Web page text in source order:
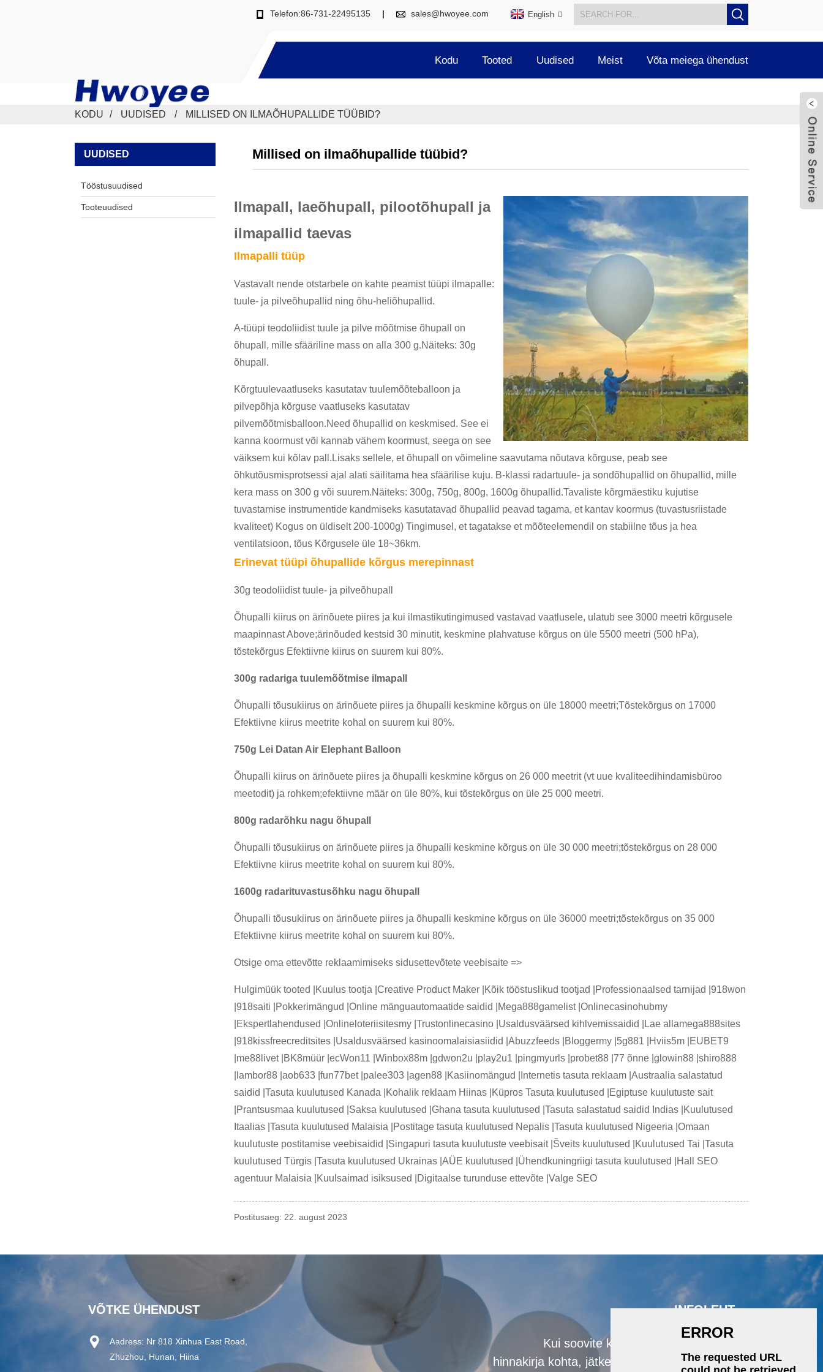
Telefon:86-731-22495135 sales@hwoyee.com English
Kodu Tooted Uudised Meist Võta meiega ühendust
KODU UUDISED MILLISED ON ILMAÕHUPALLIDE TÜÜBID?
UUDISED
Tööstusuudised
Tooteuudised
Millised on ilmaõhupallide tüübid?
Ilmapall, laeõhupall, pilootõhupall ja
ilmapallid taevas
Ilmapalli tüüp
Vastavalt nende otstarbele on kahte peamist tüüpi ilmapalle:
tuule- ja pilveõhupallid ning õhu-heliõhupallid.
A-tüüpi teodoliidist tuule ja pilve mõõtmise õhupall on
õhupall, mille sfääriline mass on alla 300 g.Näiteks: 30g
õhupall.
Kõrgtuulevaatluseks kasutatav tuulemõõteballoon ja
pilvepõhja kõrguse vaatluseks kasutatav
pilvemõõtmisballoon.Need õhupallid on keskmised. See ei
kanna koormust või kannab vähem koormust, seega on see
väiksem kui kõlav pall.Lisaks sellele, et õhupall on võimeline saavutama nõutava kõrguse, peab see
õhkutõusmisprotsessi ajal alati säilitama hea sfäärilise kuju. B-klassi radartuule- ja sondõhupallid on õhupallid, mille
kera mass on 300 g või suurem.Näiteks: 300g, 750g, 800g, 1600g õhupallid.Tavaliste kõrgmäestiku kujutise
tuvastamise instrumentide kandmiseks kasutatavad õhupallid peavad tagama, et kantav koormus (tuvastusriistade
kvaliteet) Kogus on üldiselt 200-1000g) Tingimusel, et tagatakse et mõõteelemendil on stabiilne tõus ja hea
ventilatsioon, tõus Kõrgusele üle 18~36km.
Erinevat tüüpi õhupallide kõrgus merepinnast
30g teodoliidist tuule- ja pilveõhupall
Õhupalli kiirus on ärinõuete piires ja kui ilmastikutingimused vastavad vaatlusele, ulatub see 3000 meetri kõrgusele
maapinnast Above;ärinõuded kestsid 30 minutit, keskmine plahvatuse kõrgus on üle 5500 meetri (500 hPa),
tõstekõrgus Efektiivne kiirus on suurem kui 80%.
300g radariga tuulemõõtmise ilmapall
Õhupalli tõusukiirus on ärinõuete piires ja õhupalli keskmine kõrgus on üle 18000 meetri;Tõstekõrgus on 17000
Efektiivne kiirus meetrite kohal on suurem kui 80%.
750g Lei Datan Air Elephant Balloon
Õhupalli kiirus on ärinõuete piires ja õhupalli keskmine kõrgus on 26 000 meetrit (vt uue kvaliteedihindamisbüroo
meetodit) ja rohkem;efektiivne määr on üle 80%, kui tõstekõrgus on üle 25 000 meetri.
800g radarõhku nagu õhupall
Õhupalli tõusukiirus on ärinõuete piires ja õhupalli keskmine kõrgus on üle 30 000 meetri;tõstekõrgus on 28 000
Efektiivne kiirus meetrite kohal on suurem kui 80%.
1600g radarituvastusõhku nagu õhupall
Õhupalli tõusukiirus on ärinõuete piires ja õhupalli keskmine kõrgus on üle 36000 meetri;tõstekõrgus on 35 000
Efektiivne kiirus meetrite kohal on suurem kui 80%.
Otsige oma ettevõtte reklaamimiseks sidusettevõtete veebisaite =>
Hulgimüük tooted |Kuulus tootja |Creative Product Maker |Kõik tööstuslikud tootjad |Professionaalsed tarnijad |918won
|918saiti |Pokkerimängud |Online mänguautomaatide saidid |Mega888gamelist |Onlinecasinohubmy
|Ekspertlahendused |Onlineloteriisitesmy |Trustonlinecasino |Usaldusväärsed kihlvemissaidid |Lae allamega888sites
|918kissfreecreditsites |Usaldusväärsed kasinoomalaisiasiidid |Abuzzfeeds |Bloggermy |5g881 |Hviis5m |EUBET9
|me88livet |BK8müür |ecWon11 |Winbox88m |gdwon2u |play2u1 |pingmyurls |probet88 |77 õnne |glowin88 |shiro888
|lambor88 |aob633 |fun77bet |palee303 |agen88 |Kasiinomängud |Internetis tasuta reklaam |Austraalia salastatud
saidid |Tasuta kuulutused Kanada |Kohalik reklaam Hiinas |Küpros Tasuta kuulutused |Egiptuse kuulutuste sait
|Prantsusmaa kuulutused |Saksa kuulutused |Ghana tasuta kuulutused |Tasuta salastatud saidid Indias |Kuulutused
Itaalias |Tasuta kuulutused Malaisia ​​|Postitage tasuta kuulutused Nepalis |Tasuta kuulutused Nigeeria |Omaan
kuulutuste postitamise veebisaidid |Singapuri tasuta kuulutuste veebisait |Šveits kuulutused |Kuulutused Tai |Tasuta
kuulutused Türgis |Tasuta kuulutused Ukrainas |AÜE kuulutused |Ühendkuningriigi tasuta kuulutused |Hall SEO
agentuur Malaisia ​​|Kuulsaimad isiksused |Digitaalse turunduse ettevõte |Valge SEO
Postitusaeg: 22. august 2023
VÕTKE ÜHENDUST
Aadress: Nr 818 Xinhua East Road,
Zhuzhou, Hunan, Hiina
INFOLEHT
Kui soovite küsida meie toodete või
hinnakirja kohta, jätke meile oma e-kiri ja me